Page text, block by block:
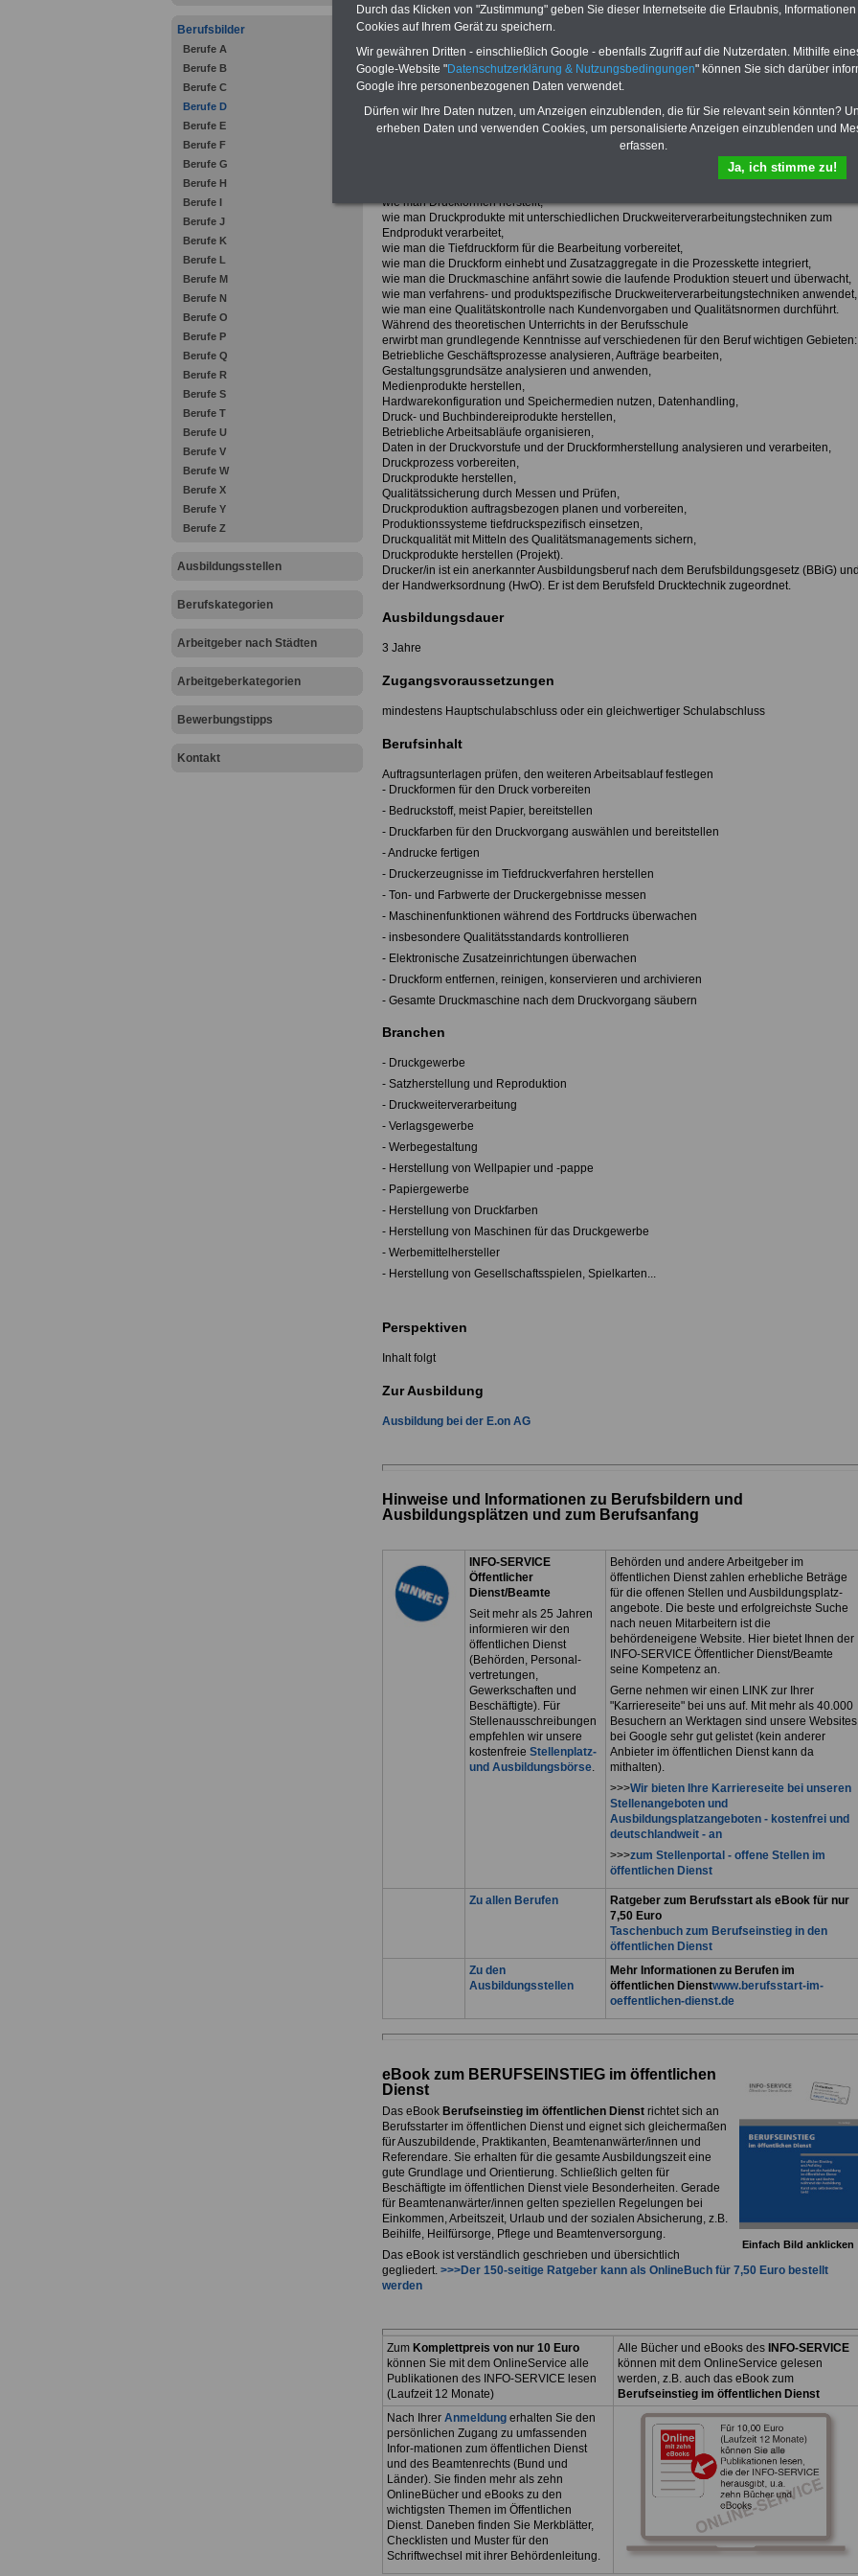
Berufsbilder
Berufe A
Berufe B
Berufe C
Berufe D
Berufe E
Berufe F
Berufe G
Berufe H
Berufe I
Berufe J
Berufe K
Berufe L
Berufe M
Berufe N
Berufe O
Berufe P
Berufe Q
Berufe R
Berufe S
Berufe T
Berufe U
Berufe V
Berufe W
Berufe X
Berufe Y
Berufe Z
Ausbildungsstellen
Berufskategorien
Arbeitgeber nach Städten
Arbeitgeberkategorien
Bewerbungstipps
Kontakt
wie man Produktionsdaten sichert und archiviert,
wie man Bedruckstoff und Druckfarbe entsprechend ihrer Eigenschaften
verwendungsbezogen auswählt und einsetzt,
wie man Farbtöne nach Rezept und Vorlage mischt, abstimmt und andruckt,
wie man Mengen- und Formatberechnungen durchführt und Material für den
Produktionsprozess bereitstellt,
wie man Störungen des Prozessablaufs erkennt und korrigierend in den Prozess eingreift.
wie man Pflege, Wartung und Instandhaltung der eingesetzten Werkzeuge, Geräte und
Systeme als Teil des Qualitätsmanagements erkennt und Maßnahmen zur
wie man Verfahrensweg und Materialfluss dem Arbeitsauftrag entsprechend auswählt und
wie man Druckformen herstellt,
wie man Druckprodukte mit unterschiedlichen Druckweiterverarbeitungstechniken zum
Endprodukt verarbeitet,
wie man die Tiefdruckform für die Bearbeitung vorbereitet,
wie man die Druckform einhebt und Zusatzaggregate in die Prozesskette integriert,
wie man die Druckmaschine anfährt sowie die laufende Produktion steuert und überwacht,
wie man verfahrens- und produktspezifische Druckweiterverarbeitungstechniken anwendet,
wie man eine Qualitätskontrolle nach Kundenvorgaben und Qualitätsnormen durchführt.
Während des theoretischen Unterrichts in der Berufsschule
erwirbt man grundlegende Kenntnisse auf verschiedenen für den Beruf wichtigen Gebieten:
Betriebliche Geschäftsprozesse analysieren, Aufträge bearbeiten,
Gestaltungsgrundsätze analysieren und anwenden,
Medienprodukte herstellen,
Hardwarekonfiguration und Speichermedien nutzen, Datenhandling,
Druck- und Buchbindereiprodukte herstellen,
Betriebliche Arbeitsabläufe organisieren,
Daten in der Druckvorstufe und der Druckformherstellung analysieren und verarbeiten,
Druckprozess vorbereiten,
Druckprodukte herstellen,
Qualitätssicherung durch Messen und Prüfen,
Druckproduktion auftragsbezogen planen und vorbereiten,
Produktionssysteme tiefdruckspezifisch einsetzen,
Druckqualität mit Mitteln des Qualitätsmanagements sichern,
Druckprodukte herstellen (Projekt).
Drucker/in ist ein anerkannter Ausbildungsberuf nach dem Berufsbildungsgesetz (BBiG)
der Handwerksordnung (HwO). Er ist dem Berufsfeld Drucktechnik zugeordnet.
Ausbildungsdauer
3 Jahre
Zugangsvoraussetzungen
mindestens Hauptschulabschluss oder ein gleichwertiger Schulabschluss
Berufsinhalt
Auftragsunterlagen prüfen, den weiteren Arbeitsablauf festlegen
- Druckformen für den Druck vorbereiten
- Bedruckstoff, meist Papier, bereitstellen
- Druckfarben für den Druckvorgang auswählen und bereitstellen
- Andrucke fertigen
- Druckerzeugnisse im Tiefdruckverfahren herstellen
- Ton- und Farbwerte der Druckergebnisse messen
- Maschinenfunktionen während des Fortdrucks überwachen
- insbesondere Qualitätsstandards kontrollieren
- Elektronische Zusatzeinrichtungen überwachen
- Druckform entfernen, reinigen, konservieren und archivieren
- Gesamte Druckmaschine nach dem Druckvorgang säubern
Branchen
- Druckgewerbe
- Satzherstellung und Reproduktion
- Druckweiterverarbeitung
- Verlagsgewerbe
- Werbegestaltung
- Herstellung von Wellpapier und -pappe
- Papiergewerbe
- Herstellung von Druckfarben
- Herstellung von Maschinen für das Druckgewerbe
- Werbemittelhersteller
- Herstellung von Gesellschaftsspielen, Spielkarten...
Perspektiven
Inhalt folgt
Zur Ausbildung
Ausbildung bei der E.on AG
Hinweise und Informationen zu Berufsbildern und
Ausbildungsplätzen und zum Berufsanfang
INFO-SERVICE
Öffentlicher
Dienst/Beamte
Seit mehr als 25 Jahren
informieren wir den
öffentlichen Dienst
(Behörden, Personal-
vertretungen,
Gewerkschaften und
Beschäftigte). Für
Stellenausschreibungen
empfehlen wir unsere
kostenfreie Stellenplatz-
und Ausbildungsbörse.
Behörden und andere Arbeitgeber im
öffentlichen Dienst zahlen erhebliche Beträge
für die offenen Stellen und Ausbildungsplatz-
angebote. Die beste und erfolgreichste Suche
nach neuen Mitarbeitern ist die
behördeneigene Website. Hier bietet Ihnen der
INFO-SERVICE Öffentlicher Dienst/Beamte
seine Kompetenz an.
Gerne nehmen wir einen LINK zur Ihrer
"Karriereseite" bei uns auf. Mit mehr als 40.000
Besuchern an Werktagen sind unsere Websites
bei Google sehr gut gelistet (kein anderer
Anbieter im öffentlichen Dienst kann da
mithalten).
>>>Wir bieten Ihre Karriereseite bei unseren
Stellenangeboten und
Ausbildungsplatzangeboten - kostenfrei und
deutschlandweit - an
>>>zum Stellenportal - offene Stellen im
öffentlichen Dienst
Zu allen Berufen
Ratgeber zum Berufsstart als eBook für nur
7,50 Euro
Taschenbuch zum Berufseinstieg in den
öffentlichen Dienst
Zu den
Ausbildungsstellen
Mehr Informationen zu Berufen im
öffentlichen Dienstwww.berufsstart-im-
oeffentlichen-dienst.de
Einfach Bild anklicken
eBook zum BERUFSEINSTIEG im öffentlichen
Dienst
Das eBook Berufseinstieg im öffentlichen Dienst richtet sich an
Berufsstarter im öffentlichen Dienst und eignet sich gleichermaßen
für Auszubildende, Praktikanten, Beamtenanwärter/innen und
Referendare. Sie erhalten für die gesamte Ausbildungszeit eine
gute Grundlage und Orientierung. Schließlich gelten für
Beschäftigte im öffentlichen Dienst viele Besonderheiten. Gerade
für Beamtenanwärter/innen gelten speziellen Regelungen bei
Einkommen, Arbeitszeit, Urlaub und der sozialen Absicherung, z.B.
Beihilfe, Heilfürsorge, Pflege und Beamtenversorgung.
Das eBook ist verständlich geschrieben und übersichtlich
gegliedert. >>>Der 150-seitige Ratgeber kann als OnlineBuchfür 7,50 Euro bestellt
werden
Zum Komplettpreis von nur 10 Euro
können Sie mit dem OnlineService alle
Publikationen des INFO-SERVICE lesen
(Laufzeit 12 Monate)
Alle Bücher und eBooks des INFO-SERVICE
können mit dem OnlineService gelesen
werden, z.B. auch das eBook zum
Berufseinstieg im öffentlichen Dienst
Nach Ihrer Anmeldungerhalten Sie den
persönlichen Zugang zu umfassenden
Infor-mationen zum öffentlichen Dienst
und des Beamtenrechts (Bund und
Länder). Sie finden mehr als zehn
OnlineBücher und eBooks zu den
wichtigsten Themen im Öffentlichen
Dienst. Daneben finden Sie Merkblätter,
Checklisten und Muster für den
Schriftwechsel mit ihrer Behördenleitung.
Durch das Klicken von "Zustimmung" geben Sie dieser Internetseite die Erlaubnis,
Cookies auf Ihrem Gerät zu speichern.
Wir gewähren Dritten - einschließlich Google - ebenfalls Zugriff auf die Nutzerdaten. Mithilfe
Google-Website "Datenschutzerklärung & Nutzungsbedingungen" können Sie sich darüber
Google ihre personenbezogenen Daten verwendet.
Dürfen wir Ihre Daten nutzen, um Anzeigen einzublenden, die für Sie relevant sein könnten?
erheben Daten und verwenden Cookies, um personalisierte Anzeigen einzublenden und
erfassen.
Ja, ich stimme zu!